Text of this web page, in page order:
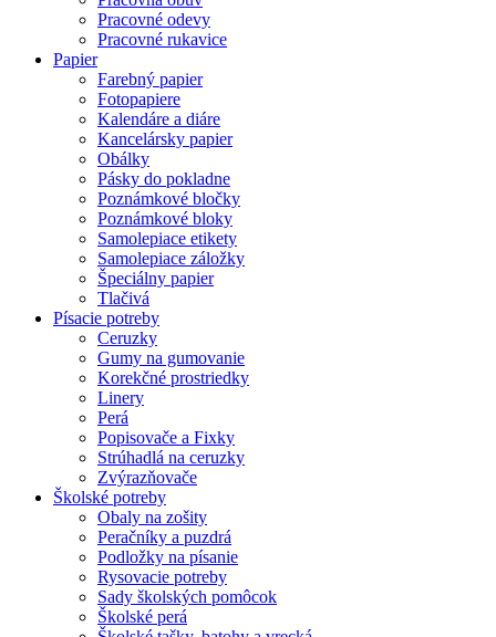
Pracovné odevy
Pracovné rukavice
Papier
Farebný papier
Fotopapiere
Kalendáre a diáre
Kancelársky papier
Obálky
Pásky do pokladne
Poznámkové bločky
Poznámkové bloky
Samolepiace etikety
Samolepiace záložky
Špeciálny papier
Tlačivá
Písacie potreby
Ceruzky
Gumy na gumovanie
Korekčné prostriedky
Linery
Perá
Popisovače a Fixky
Strúhadlá na ceruzky
Zvýrazňovače
Školské potreby
Obaly na zošity
Peračníky a puzdrá
Podložky na písanie
Rysovacie potreby
Sady školských pomôcok
Školské perá